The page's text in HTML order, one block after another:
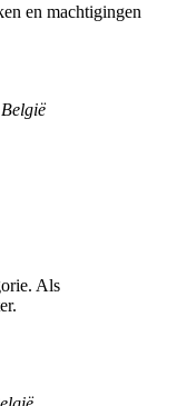
en machtigingen
België
Als